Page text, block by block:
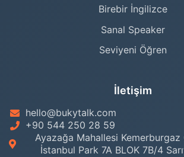
Birebir İngilizce
Sanal Speaker
Seviyeni Öğren
İletişim
hello@bukytalk.com
+90 544 250 28 59
Ayazağa Mahallesi Kemerburgaz
İstanbul Park 7A BLOK 7B/4